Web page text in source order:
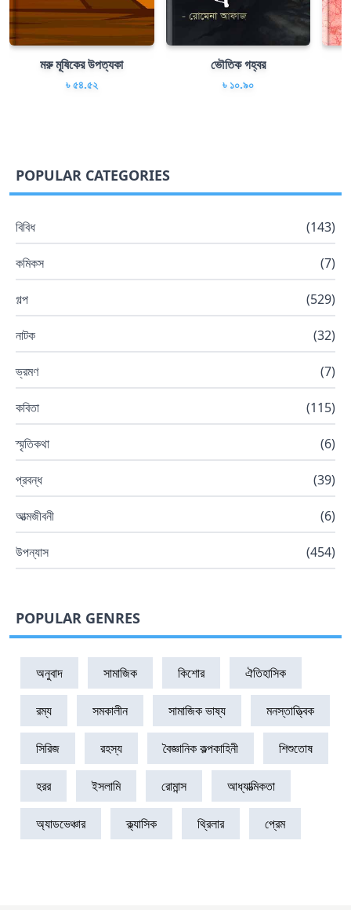
মরু মূষিকের উপত্যকা
৳ ৫৪.৫২
ভৌতিক গহ্বর
৳ ১০.৯০
POPULAR CATEGORIES
বিবিধ (143)
কমিকস (7)
গল্প (529)
নাটক (32)
ভ্রমণ (7)
কবিতা (115)
স্মৃতিকথা (6)
প্রবন্ধ (39)
আত্মজীবনী (6)
উপন্যাস (454)
POPULAR GENRES
অনুবাদ সামাজিক কিশোর ঐতিহাসিক
রম্য সমকালীন সামাজিক ভাষ্য মনস্তাত্ত্বিক
সিরিজ রহস্য বৈজ্ঞানিক কল্পকাহিনী শিশুতোষ
হরর ইসলামি রোমান্স আধ্যাত্মিকতা
অ্যাডভেঞ্চার ক্ল্যাসিক থ্রিলার প্রেম